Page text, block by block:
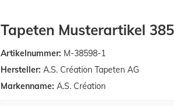
Tapeten Musterartikel
Artikelnummer: M-38598-1
Hersteller: A.S. Création Tapeten AG
Markenname: A.S. Création